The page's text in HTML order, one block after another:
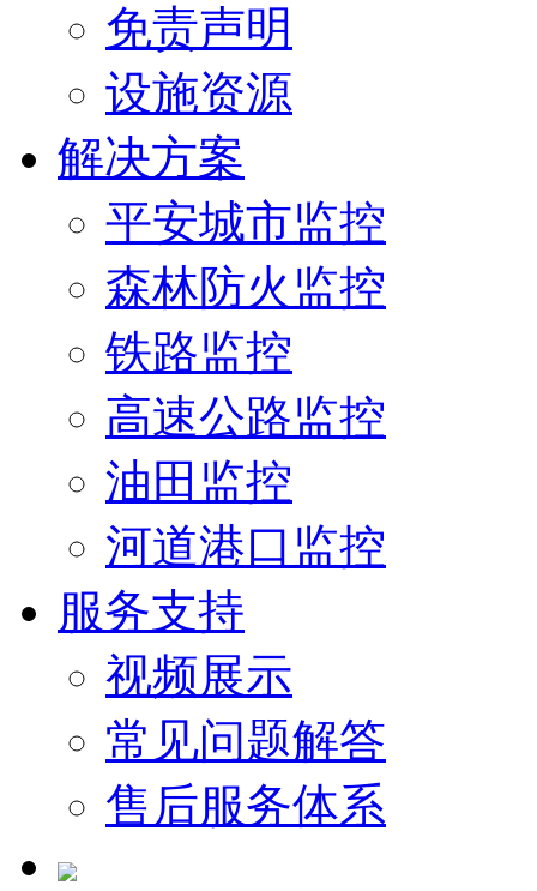
免责声明
设施资源
解决方案
平安城市监控
森林防火监控
铁路监控
高速公路监控
油田监控
河道港口监控
服务支持
视频展示
常见问题解答
售后服务体系